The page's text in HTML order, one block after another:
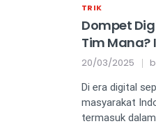
TRIK
Dompet
Tim Mana?
20/03/2025
Di era digital
masyarakat
termasuk